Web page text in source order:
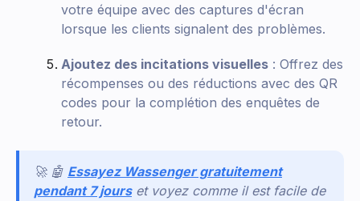
votre équipe avec des captures d'écran
lorsque les clients signalent des problèmes.
Ajoutez des incitations visuelles : Offrez des
récompenses ou des réductions avec des QR
codes pour la complétion des enquêtes de
retour.
🚀 🤖 Essayez Wassenger gratuitement
pendant 7 jours et voyez comme il est facile de